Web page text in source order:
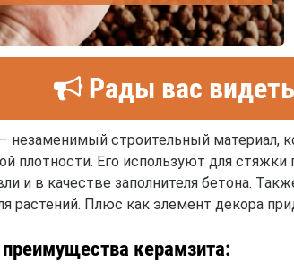
Рады вас
незаменимый строительный материал,
плотности. Его используют для стяжки
и в качестве заполнителя бетона.
растений. Плюс как элемент декора
керамзита: